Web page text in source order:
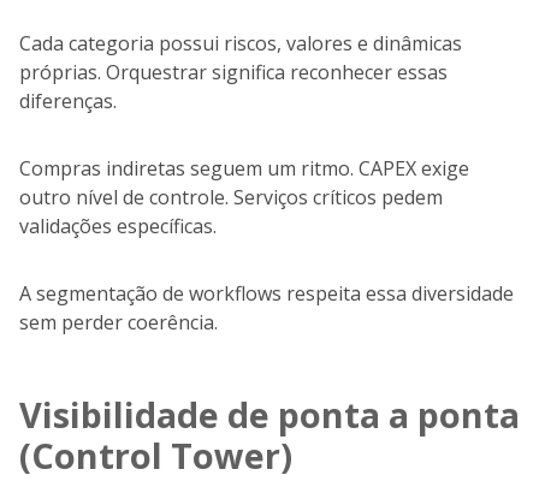
Cada categoria possui riscos, valores e dinâmicas
próprias. Orquestrar significa reconhecer essas
diferenças.
Compras indiretas seguem um ritmo. CAPEX exige
outro nível de controle. Serviços críticos pedem
validações específicas.
A segmentação de workflows respeita essa diversidade
sem perder coerência.
Visibilidade de ponta a ponta
(Control Tower)